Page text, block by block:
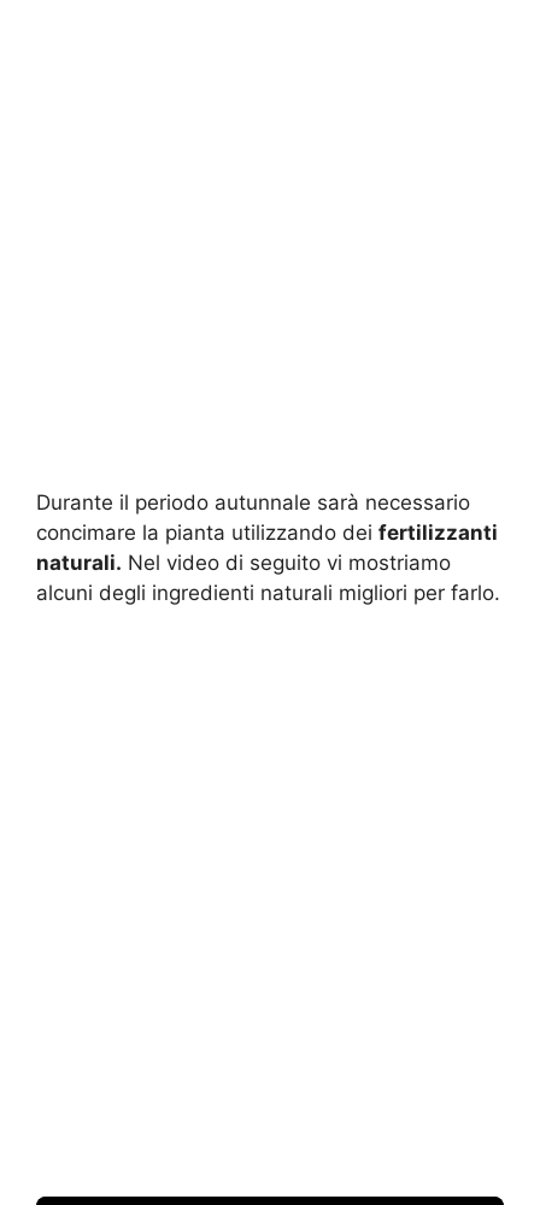
Durante il periodo autunnale sarà necessario
concimare la pianta utilizzando dei fertilizzanti
naturali. Nel video di seguito vi mostriamo
alcuni degli ingredienti naturali migliori per farlo.